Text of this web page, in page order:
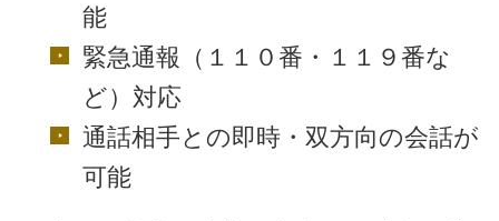
能
緊急通報（１１０番・１１９番な
ど）対応
通話相手との即時・双方向の会話が
可能